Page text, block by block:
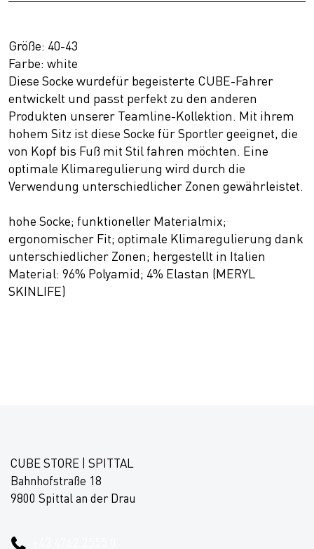
Größe: 40-43
Farbe: white
Diese Socke wurdefür begeisterte CUBE-Fahrer
entwickelt und passt perfekt zu den anderen
Produkten unserer Teamline-Kollektion. Mit ihrem
hohem Sitz ist diese Socke für Sportler geeignet, die
von Kopf bis Fuß mit Stil fahren möchten. Eine
optimale Klimaregulierung wird durch die
Verwendung unterschiedlicher Zonen gewährleistet.
hohe Socke; funktioneller Materialmix;
ergonomischer Fit; optimale Klimaregulierung dank
unterschiedlicher Zonen; hergestellt in Italien
Material: 96% Polyamid; 4% Elastan (MERYL
SKINLIFE)
CUBE STORE | SPITTAL
Bahnhofstraße 18
9800 Spittal an der Drau